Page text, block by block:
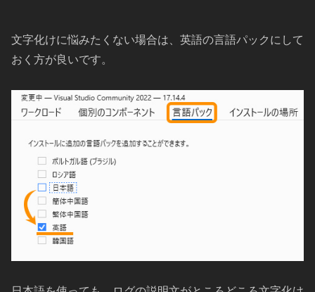
文字化けに悩みたくない場合は、英語の言語パックにして
おく方が良いです。